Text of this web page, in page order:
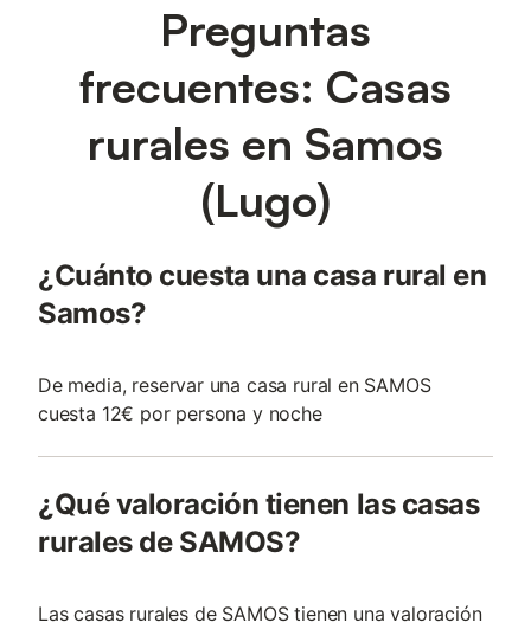
Preguntas
frecuentes: Casas
rurales en Samos
(Lugo)
¿Cuánto cuesta una casa rural en
Samos?
De media, reservar una casa rural en SAMOS
cuesta 12€ por persona y noche
¿Qué valoración tienen las casas
rurales de SAMOS?
Las casas rurales de SAMOS tienen una valoración